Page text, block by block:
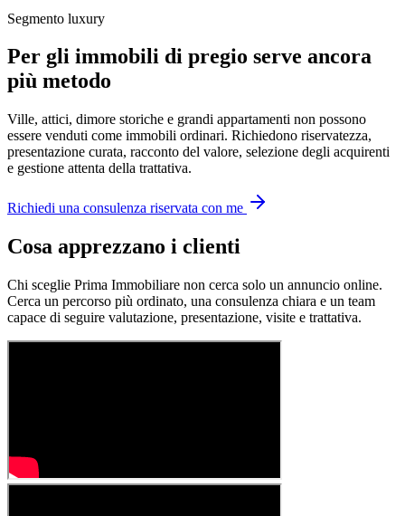
Segmento luxury
Per gli immobili di pregio serve ancora
più metodo
Ville, attici, dimore storiche e grandi appartamenti non possono
essere venduti come immobili ordinari. Richiedono riservatezza,
presentazione curata, racconto del valore, selezione degli acquirenti
e gestione attenta della trattativa.
Richiedi una consulenza riservata con me
Cosa apprezzano i clienti
Chi sceglie Prima Immobiliare non cerca solo un annuncio online.
Cerca un percorso più ordinato, una consulenza chiara e un team
capace di seguire valutazione, presentazione, visite e trattativa.